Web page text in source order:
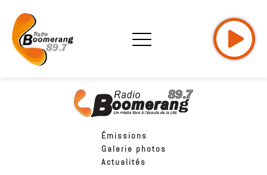
Émissions
Galerie photos
Actualités